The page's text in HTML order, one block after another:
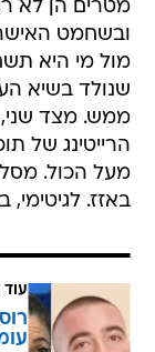
מול מי היא
שנולד בשיא
ממש. מצד שני,
הרייטינג של
מעל הכול.
באזז.
עוד